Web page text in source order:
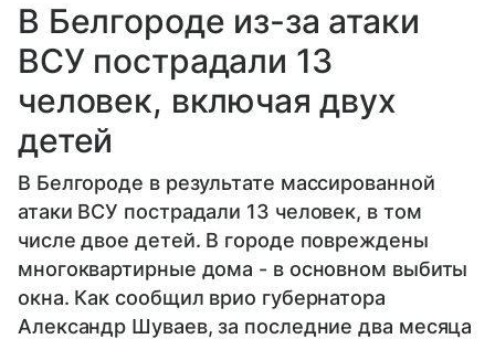
В Белгороде из-за атаки
ВСУ пострадали 13
человек, включая двух
детей
В Белгороде в результате массированной
атаки ВСУ пострадали 13 человек, в том
числе двое детей. В городе повреждены
многоквартирные дома - в основном выбиты
окна. Как сообщил врио губернатора
Александр Шуваев, за последние два месяца